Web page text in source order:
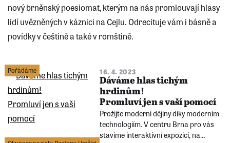
nový brněnský poesiomat, kterým na nás promlouvají hlasy
lidí uvězněných v káznici na Cejlu. Odrecituje vám i básně a
povídky v češtině a také v romštině.
Pořádáme 16. 4. 2023
Dáváme hlas tichým
hrdinům!
Promluví jen s vaší pomocí
Prožijte moderní dějiny díky moderním
technologiím. V centru Brna pro vás
stavíme interaktivní expozici, na